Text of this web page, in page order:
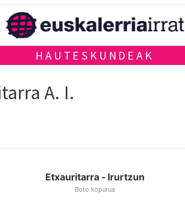
HAUTESKUNDEAK
A. I.
Etxauritarra - Irurtzun
Boto kopurua